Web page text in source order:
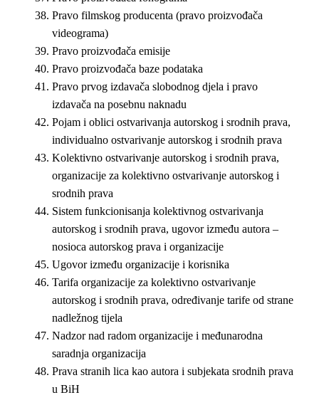
Pravo filmskog producenta (pravo proizvođača
videograma)
Pravo proizvođača emisije
Pravo proizvođača baze podataka
Pravo prvog izdavača slobodnog djela i pravo
izdavača na posebnu naknadu
Pojam i oblici ostvarivanja autorskog i srodnih prava,
individualno ostvarivanje autorskog i srodnih prava
Kolektivno ostvarivanje autorskog i srodnih prava,
organizacije za kolektivno ostvarivanje autorskog i
srodnih prava
Sistem funkcionisanja kolektivnog ostvarivanja
autorskog i srodnih prava, ugovor između autora –
nosioca autorskog prava i organizacije
Ugovor između organizacije i korisnika
Tarifa organizacije za kolektivno ostvarivanje
autorskog i srodnih prava, određivanje tarife od strane
nadležnog tijela
Nadzor nad radom organizacije i međunarodna
saradnja organizacija
Prava stranih lica kao autora i subjekata srodnih prava
u BiH